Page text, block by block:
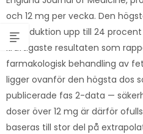
och 12 mg per vecka. Den
viktreduktion upp till 24
kraftigaste resultaten som
farmakologisk behandling av
ligger ovanför den högsta dos
publicerade fas 2-data —
doser över 12 mg är därför
baseras till stor del på